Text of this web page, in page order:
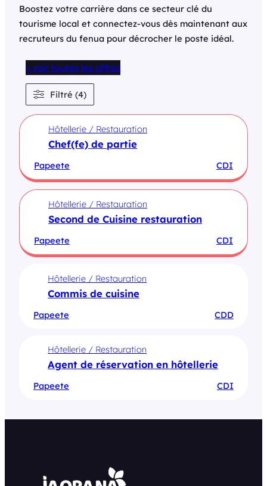
Boostez votre carrière dans ce secteur clé du
tourisme local et connectez-vous dès maintenant aux
recruteurs du fenua pour décrocher le poste idéal.
Hôtellerie / Restauration
Chef(fe) de partie
Papeete CDI
Hôtellerie / Restauration
Second de Cuisine restauration
Papeete CDI
Hôtellerie / Restauration
Commis de cuisine
Papeete CDD
Hôtellerie / Restauration
Agent de réservation en hôtellerie
Papeete CDI
< voir toutes les offres
Filtré (4)